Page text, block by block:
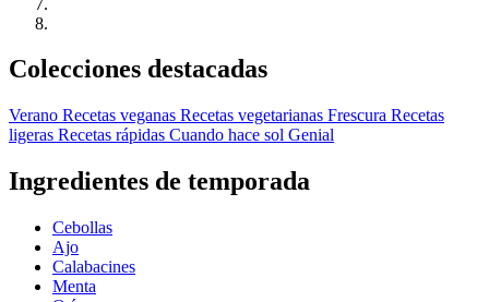
Colecciones destacadas
Verano Recetas veganas Recetas vegetarianas Frescura Recetas
ligeras Recetas rápidas Cuando hace sol Genial
Ingredientes de temporada
Cebollas
Ajo
Calabacines
Menta